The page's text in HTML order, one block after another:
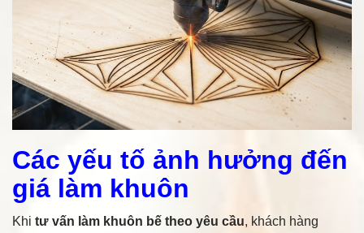
Các yếu tố ảnh hưởng đến
giá làm khuôn
Khi tư vấn làm khuôn bế theo yêu cầu, khách hàng